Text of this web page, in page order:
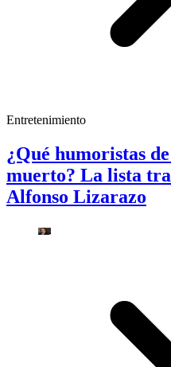
Entretenimiento
¿Qué humoristas
muerto? La lista
Alfonso Lizarazo